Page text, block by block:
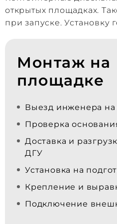
открытых площадках.
при запуске.
Монтаж на
площадке
Выезд инженера на
Проверка
Доставка и
ДГУ
Установка на
Крепление и
Подключение